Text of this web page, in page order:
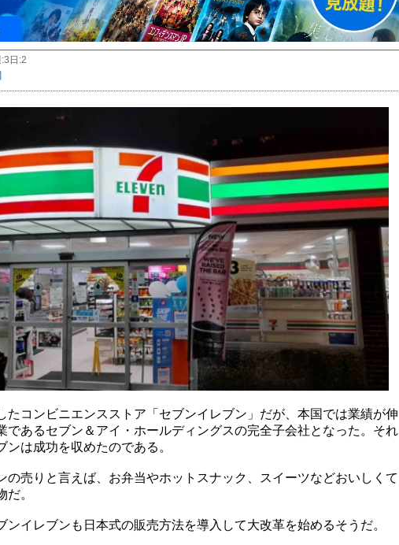
3 日:2
コンビニエンスストア「セブンイレブン」だが、本国では業績が伸
であるセブン＆アイ・ホールディングスの完全子会社となった。それ
は成功を収めたのである。
売りと言えば、お弁当やホットスナック、スイーツなどおいしくて
。
イレブンも日本式の販売方法を導入して大改革を始めるそうだ。